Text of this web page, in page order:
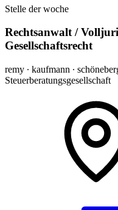
Stelle der woche
Rechtsanwalt /
Gesellschaftsrecht
remy ∙ kaufmann ∙
Steuerberatungsgesellschaft